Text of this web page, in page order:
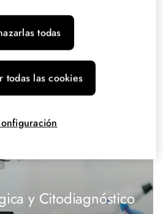
y Citodiagnóstico
todas
todas las cookies